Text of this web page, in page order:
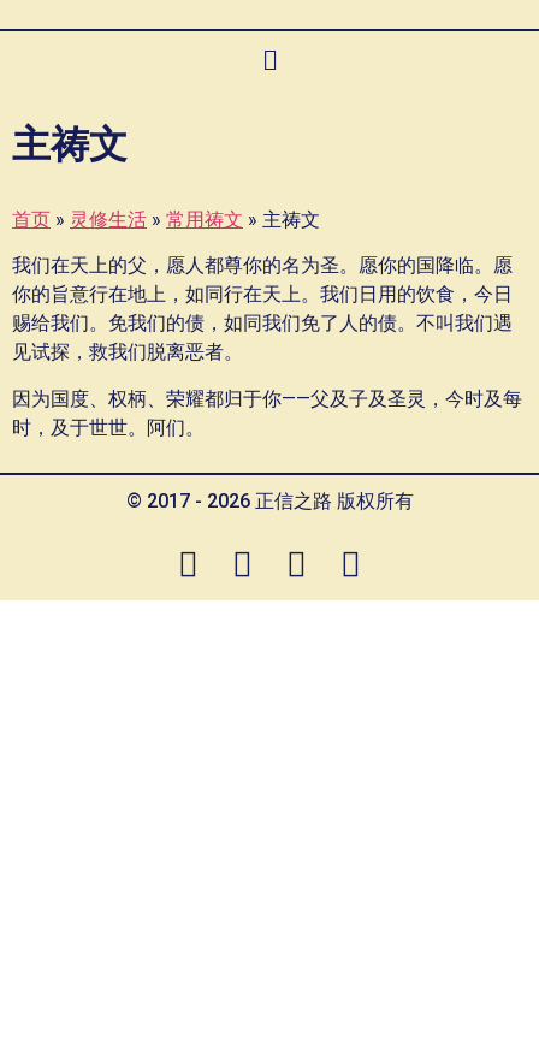
主祷文
首页 » 灵修生活 » 常用祷文 » 主祷文
我们在天上的父，愿人都尊你的名为圣。愿你的国降临。愿
你的旨意行在地上，如同行在天上。我们日用的饮食，今日
赐给我们。免我们的债，如同我们免了人的债。不叫我们遇
见试探，救我们脱离恶者。
因为国度、权柄、荣耀都归于你——父及子及圣灵，今时及每
时，及于世世。阿们。
© 2017 - 2026 正信之路 版权所有